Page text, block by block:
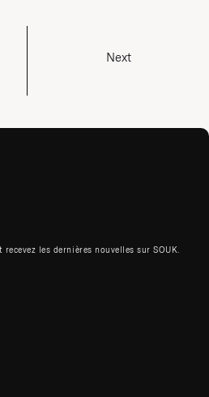
Next
les dernières nouvelles sur SOUK.